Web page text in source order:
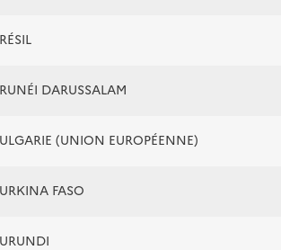
DARUSSALAM
(UNION EUROPÉENNE)
FASO